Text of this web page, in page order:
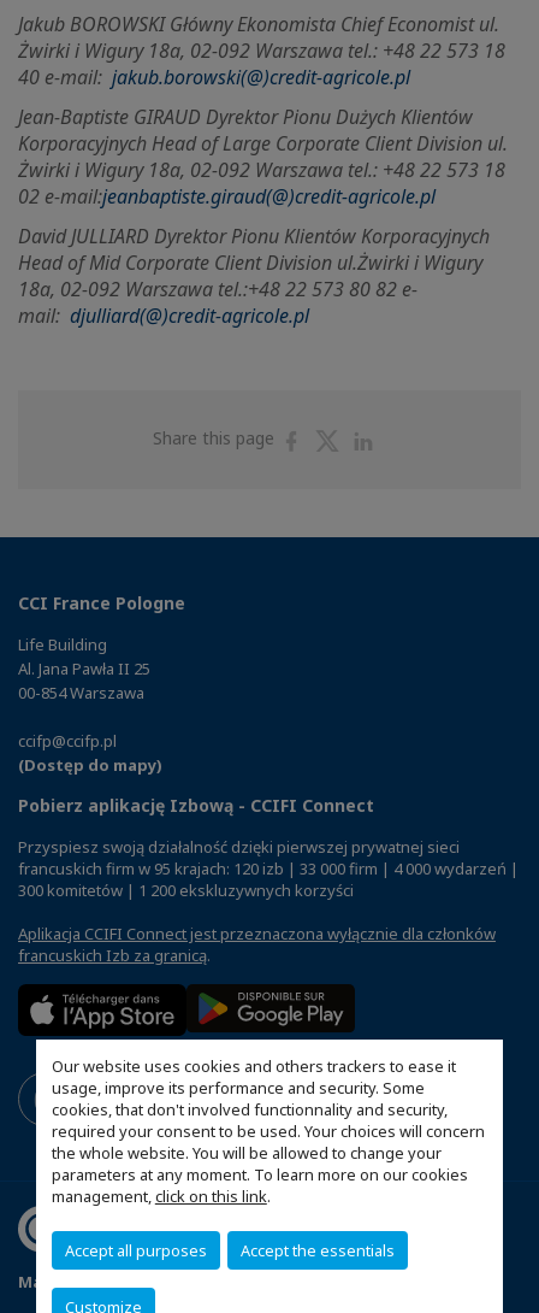
Our website uses cookies and others trackers to ease it
usage, improve its performance and security. Some
cookies, that don't involved functionnality and security,
required your consent to be used. Your choices will concern
the whole website. You will be allowed to change your
parameters at any moment. To learn more on our cookies
management,click on this link.
Accept all purposes Accept the essentials
Customize
Jakub BOROWSKI Główny Ekonomista Chief Economist ul.
Żwirki i Wigury 18a, 02-092 Warszawa tel.: +48 22 573 18
40 e-mail: jakub.borowski(@)credit-agricole.pl
Jean-Baptiste GIRAUD Dyrektor Pionu Dużych Klientów
Korporacyjnych Head of Large Corporate Client Division ul.
Żwirki i Wigury 18a, 02-092 Warszawa tel.: +48 22 573 18
02 e-mail:jeanbaptiste.giraud(@)credit-agricole.pl
David JULLIARD Dyrektor Pionu Klientów Korporacyjnych
Head of Mid Corporate Client Division ul.Żwirki i Wigury
18a, 02-092 Warszawa tel.:+48 22 573 80 82 e-
mail: djulliard(@)credit-agricole.pl
Share this page
ShareShare
CCI France Pologne
Life Building
Al. Jana Pawła II 25
00-854 Warszawa
ccifp@ccifp.pl
(Dostęp do mapy)
Pobierz aplikację Izbową - CCIFI Connect
Przyspiesz swoją działalność dzięki pierwszej prywatnej sieci
francuskich firm w 95 krajach: 120 izb | 33 000 firm | 4 000 wydarzeń |
300 komitetów | 1 200 ekskluzywnych korzyści
Aplikacja CCIFI Connect jest przeznaczona wyłącznie dla członków
francuskich Izb za granicą.
Mapa witryny